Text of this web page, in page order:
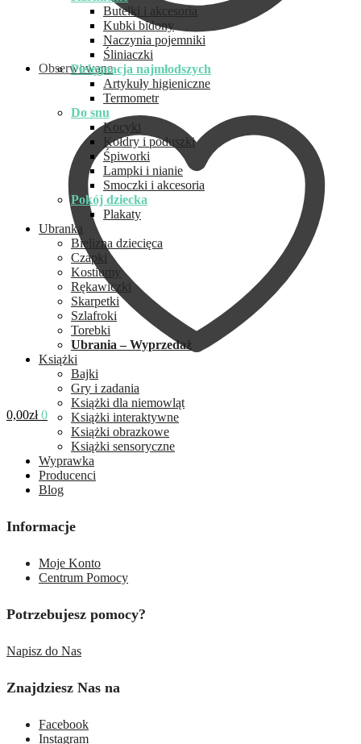
Obserwowane
0,00zł 0
Butelki i akcesoria
Kubki bidony
Naczynia pojemniki
Śliniaczki
Pielęgnacja najmłodszych
Artykuły higieniczne
Termometr
Do snu
Kocyki
Kołdry i poduszki
Śpiworki
Lampki i nianie
Smoczki i akcesoria
Pokój dziecka
Plakaty
Ubranka
Bielizna dziecięca
Czapki
Kostiumy
Rękawiczki
Skarpetki
Szlafroki
Torebki
Ubrania – Wyprzedaż
Książki
Bajki
Gry i zadania
Książki dla niemowląt
Książki interaktywne
Książki obrazkowe
Książki sensoryczne
Wyprawka
Producenci
Blog
Informacje
Moje Konto
Centrum Pomocy
Potrzebujesz pomocy?
Napisz do Nas
Znajdziesz Nas na
Facebook
Instagram